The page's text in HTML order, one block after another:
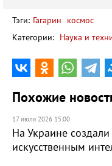
Тэги: Гагарин
космос
Категории: Наука и
Похожие
17 июля 2026 15:00
На Украине
искусственным